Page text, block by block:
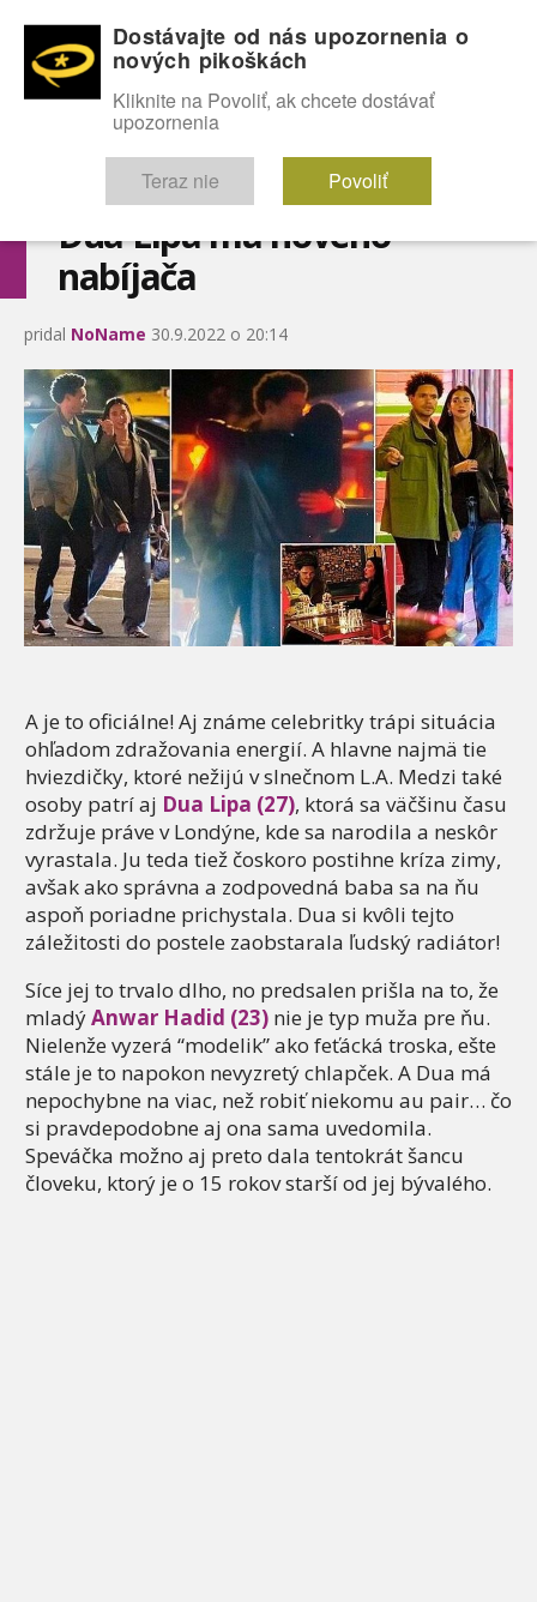
OMG! SEXICE
Dua Lipa má nového
nabíjača
pridal NoName 30.9.2022 o 20:14
A je to oficiálne! Aj známe celebritky trápi situácia
ohľadom zdražovania energií. A hlavne najmä tie
hviezdičky, ktoré nežijú v slnečnom L.A. Medzi také
osoby patrí aj Dua Lipa (27), ktorá sa väčšinu času
zdržuje práve v Londýne, kde sa narodila a neskôr
vyrastala. Ju teda tiež čoskoro postihne kríza zimy,
avšak ako správna a zodpovedná baba sa na ňu
aspoň poriadne prichystala. Dua si kvôli tejto
záležitosti do postele zaobstarala ľudský radiátor!
Síce jej to trvalo dlho, no predsalen prišla na to, že
mladýAnwar Hadid (23) nie je typ muža pre ňu.
Nielenže vyzerá “modelik” ako feťácká troska, ešte
stále je to napokon nevyzretý chlapček. A Dua má
nepochybne na viac, než robiť niekomu au pair… čo
si pravdepodobne aj ona sama uvedomila.
Speváčka možno aj preto dala tentokrát šancu
človeku, ktorý je o 15 rokov starší od jej bývalého.
Dostávajte od nás upozornenia o
nových pikoškách
Kliknite na Povoliť, ak chcete dostávať
upozornenia
Teraz nie Povoliť